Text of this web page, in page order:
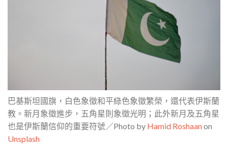
巴基斯坦國旗，白色象徵和平綠色象徵繁榮，還代表伊斯蘭
教。新月象徵進步，五角星則象徵光明；此外新月及五角星
也是伊斯蘭信仰的重要符號／Photo by Hamid Roshaanon
Unsplash